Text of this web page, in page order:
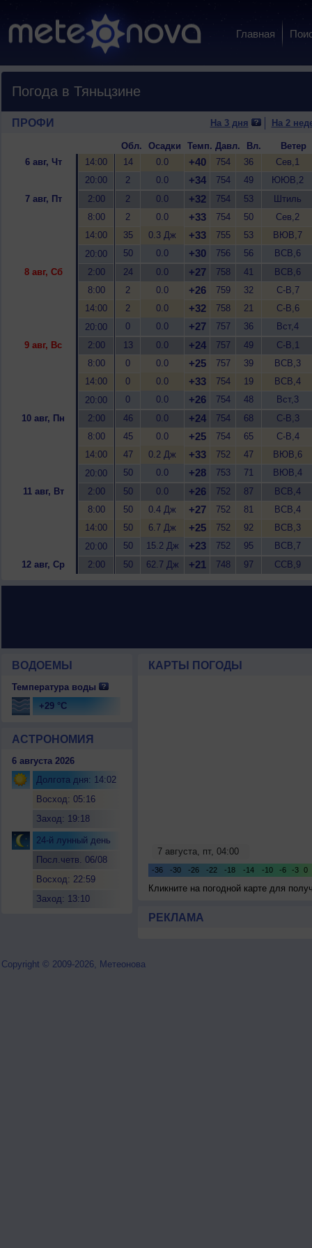
Главная
Погода в Тяньцзине
ПРОФИ На 3 дня На 2
Обл. Осадки Темп. Давл. Вл.
Ветер
6 авг, Чт
14:00 14 0.0 +40 754 36
Сев,1
20:00
2 0.0 +34 754 49
ЮЮВ,2
7 авг, Пт
2:00 2 0.0 +32 754 53
Штиль
8:00
2 0.0 +33 754 50
Сев,2
14:00
35 0.3 Дж +33 755 53
ВЮВ,7
20:00
50 0.0 +30 756 56
ВСВ,6
8 авг, Сб
2:00 24 0.0 +27 758 41
ВСВ,6
8:00
2 0.0 +26 759 32
С-В,7
14:00
2 0.0 +32 758 21
С-В,6
20:00
0 0.0 +27 757 36
Вст,4
9 авг, Вс
2:00 13 0.0 +24 757 49
С-В,1
8:00
0 0.0 +25 757 39
ВСВ,3
14:00
0 0.0 +33 754 19
ВСВ,4
20:00
0 0.0 +26 754 48
Вст,3
10 авг, Пн
2:00 46 0.0 +24 754 68
С-В,3
8:00
45 0.0 +25 754 65
С-В,4
14:00
47 0.2 Дж +33 752 47
ВЮВ,6
20:00
50 0.0 +28 753 71
ВЮВ,4
11 авг, Вт
2:00 50 0.0 +26 752 87
ВСВ,4
8:00
50 0.4 Дж +27 752 81
ВСВ,4
14:00
50 6.7 Дж +25 752 92
ВСВ,3
20:00
50 15.2 Дж +23 752 95
ВСВ,7
12 авг, Ср
2:00 50 62.7 Дж +21 748 97 ССВ,9
ВОДОЕМЫ
Температура воды
+29 °C
АСТРОНОМИЯ
6 августа 2026
Долгота дня: 14:02
Восход: 05:16
Заход: 19:18
24-й лунный день
Посл.четв. 06/08
Восход: 22:59
Заход: 13:10
КАРТЫ ПОГОДЫ
Кликните на погодной карте для
РЕКЛАМА
Copyright © 2009-2026, Метеонова